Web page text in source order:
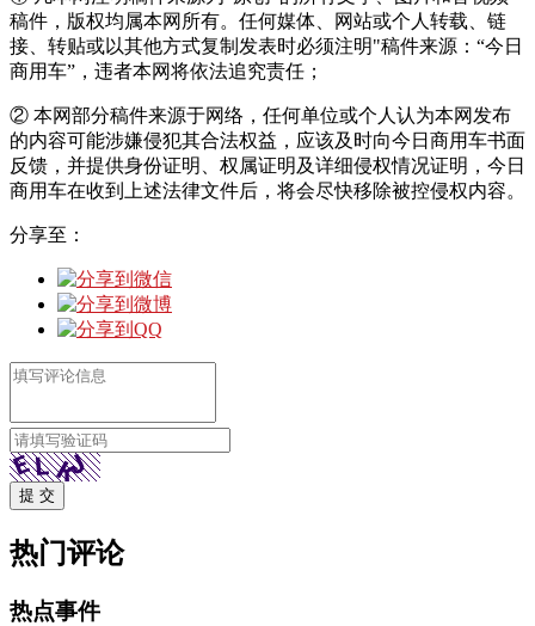
稿件，版权均属本网所有。任何媒体、网站或个人转载、链
接、转贴或以其他方式复制发表时必须注明"稿件来源：“今日
商用车”，违者本网将依法追究责任；
② 本网部分稿件来源于网络，任何单位或个人认为本网发布
的内容可能涉嫌侵犯其合法权益，应该及时向今日商用车书面
反馈，并提供身份证明、权属证明及详细侵权情况证明，今日
商用车在收到上述法律文件后，将会尽快移除被控侵权内容。
分享至：
提 交
热门评论
热点事件